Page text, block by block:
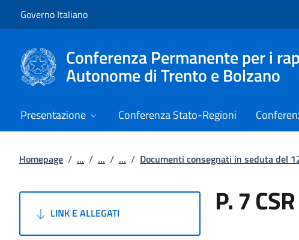
Governo Italiano
Conferenza Permanente per i
Autonome di Trento e Bolzano
Presentazione Conferenza Stato-Regioni
Homepage / ... / ... / ... / Documenti consegnati in seduta del
LINK E ALLEGATI P. 7